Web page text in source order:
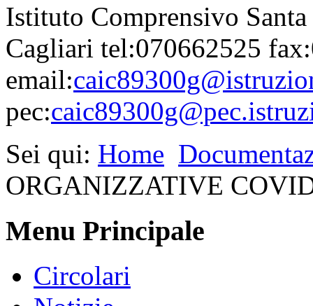
Istituto Comprensivo
Cagliari tel:070662525
email:
pec:
Sei qui: Home
ORGANIZZATIVE
Menu Principale
Circolari